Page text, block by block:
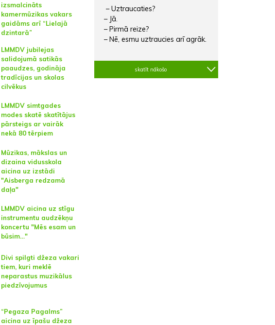
izsmalcināts
kamermūzikas vakars
gaidāms arī “Lielajā
dzintarā”
LMMDV jubilejas
salidojumā satikās
paaudzes, godināja
tradīcijas un skolas
cilvēkus
LMMDV simtgades
modes skatē skatītājus
pārsteigs ar vairāk
nekā 80 tērpiem
Mūzikas, mākslas un
dizaina vidusskola
aicina uz izstādi
"Aisberga redzamā
daļa"
LMMDV aicina uz stīgu
instrumentu audzēkņu
koncertu "Mēs esam un
būsim…"
Divi spilgti džeza vakari
tiem, kuri meklē
neparastus muzikālus
piedzīvojumus
“Pegaza Pagalms”
aicina uz īpašu džeza
– Uztraucaties?
– Jā.
– Pirmā reize?
– Nē, esmu uztraucies arī agrāk.
skatīt nākošo